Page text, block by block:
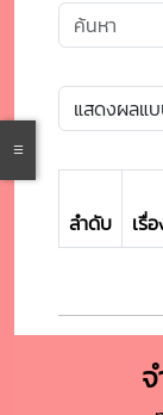
ลำดับ เรื่